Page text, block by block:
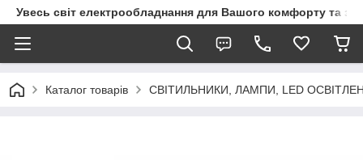
Увесь світ електрообладнання для Вашого комфорту та
Каталог товарів СВІТИЛЬНИКИ, ЛАМПИ, LED